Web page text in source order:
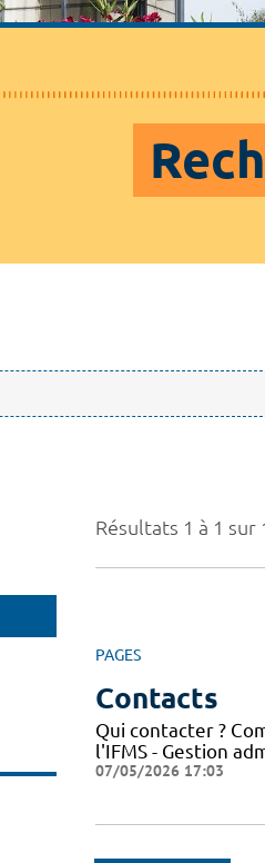
Résultats 1 à 1 sur
PAGES
Contacts
Qui contacter ?
l'IFMS - Gestion
07/05/2026 17:03